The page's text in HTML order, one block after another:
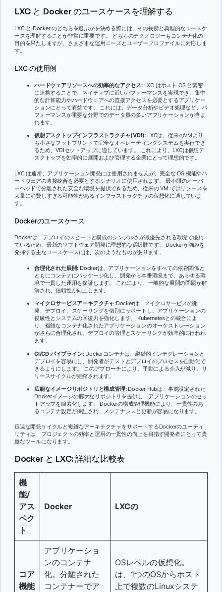
LXC と Docker のユースケースを理解する
LXC と Docker のどちらを選ぶかを決める際には、その長所と典型的なユースケ
ースを理解することが非常に重要です。 どちらのテクノロジーもコンテナ化の
目的を果たしますが、さまざまな運用ニーズとユーザープロファイルに対応しま
す。
LXC の使用例
ハードウェアリソースへの効率的なアクセス:LXC はホスト OS と緊密
に連携することで、ネイティブに近いパフォーマンスを実現でき、集中
的な計算能力やハードウェアへの直接アクセスを必要とするアプリケー
ションにとって有益です。 これには、データ分析やビデオ処理など、パ
フォーマンスが重要な分野でのデータ量の多いアプリケーションが含ま
れます。
仮想デスクトップインフラストラクチャ(VDI): LXCは、従来のVMより
も小さなフットプリントで完全なオペレーティングシステムを実行でき
るため、VDIセットアップに適しています。 これにより、LXCは仮想デ
スクトップを効率的に展開および管理する企業にとって理想的です。
LXC は通常、アプリケーション開発には使用されませんが、完全な OS 機能やハ
ードウェアの直接統合を必要とするシナリオに使用されます。 最小限のオーバ
ーヘッドで分離された安全な環境を提供できるため、従来の VM ではリソースを
大量に消費しすぎる可能性があるインフラストラクチャの仮想化に適していま
す。
Dockerのユースケース
Dockerは、デプロイのスピードと構成のシンプルさが最優先される環境で優れ
ているため、最新のソフトウェア開発に理想的な選択肢です。 Dockerが強みを
発揮する主なユースケースには、次のようなものがあります。
合理化された展開: Dockerは、アプリケーションをすべての依存関係と
ともにコンテナにパッケージ化し、開発から本番環境まで、あらゆる環
境で一貫した運用を保証します。 これにより、一般的な展開の問題が解
消され、信頼性が向上します。
マイクロサービスアーキテクチャ:Dockerは、マイクロサービスの開
発、デプロイ、スケーリングを個別にサポートし、アプリケーションの
俊敏性とシステムの回復力を強化します。 Kubernetesとの統合によ
り、複雑なコンテナ化されたアプリケーションのオーケストレーション
がさらに合理化され、デプロイの管理とスケーリングが効率的に行われ
ます。
CI/CD パイプライン: Dockerコンテナは、継続的インテグレーションと
デプロイを容易にし、開発者がテストとデプロイのプロセスを自動化で
きるようにします。 このアプローチにより、手動による介入が減り、リ
リースサイクルが短縮されます。
広範なイメージリポジトリと構成管理:Docker Hubは、事前設定された
Dockerイメージの膨大なリポジトリを提供し、アプリケーションのセッ
トアップを簡素化します。 Dockerの構成管理機能により、一貫性のあ
るコンテナ設定が保証され、メンテナンスと更新が容易になります。
迅速な開発サイクルと複雑なアーキテクチャをサポートするDockerのユーティ
リティは、プロジェクトの効率と運用の一貫性の向上を目指す開発者にとって貴
重なツールになります。
Docker と LXC: 詳細な比較表
機
能/
アス
ペク
ト
Docker LXCの
コア
機能
アプリケーショ
ンのコンテナ
化。分離された
コンテナーでア
OSレベルの仮想化。
は、1つのOSからホスト
上で複数のLinuxシステ